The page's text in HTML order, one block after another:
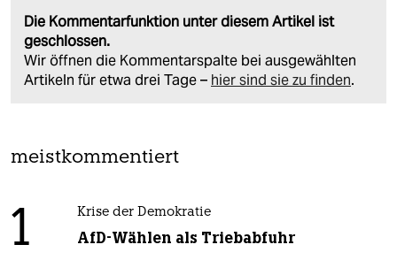
Die Kommentarfunktion unter diesem Artikel ist
geschlossen.
Wir öffnen die Kommentarspalte bei ausgewählten
Artikeln für etwa drei Tage – hier sind sie zu finden.
meistkommentiert
1 Krise der Demokratie
AfD-Wählen als Triebabfuhr